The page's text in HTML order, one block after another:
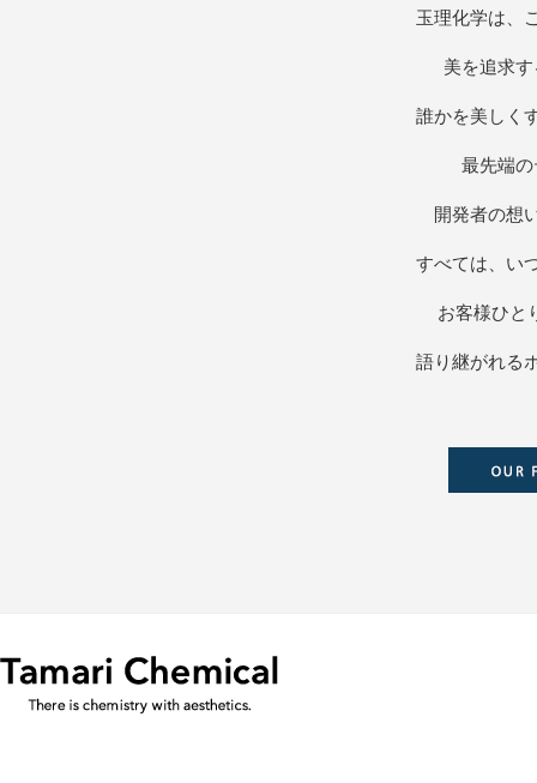
玉理化学は、
美を追求
誰かを美しく
最先端
開発者の想
すべては、い
お客様ひと
語り継がれる